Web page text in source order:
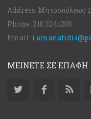
Address: Μητροπόλεως
Phone: 210 3241208
Email:
ΜΕΙΝΕΤΕ ΣΕ ΕΠΑΦΗ